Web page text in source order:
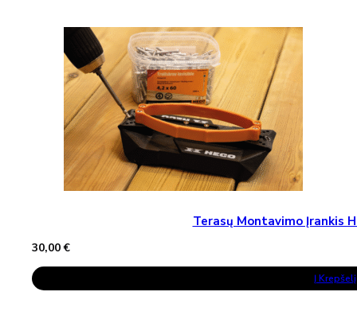
Terasų Montavimo Įrankis
30,00€
Į Krepšelį